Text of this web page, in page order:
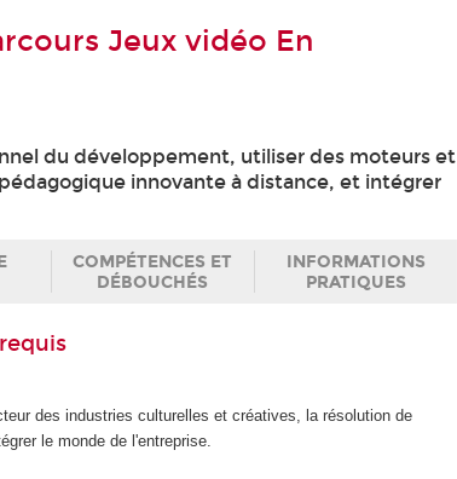
Jeux vidéo En
du développement, utiliser des moteurs et
innovante à distance, et intégrer
COMPÉTENCES ET
DÉBOUCHÉS
INFORMATIONS
PRATIQUES
des industries culturelles et créatives, la résolution de
le monde de l'entreprise.